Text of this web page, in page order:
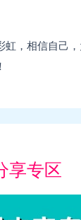
虹，相信自己
享专区